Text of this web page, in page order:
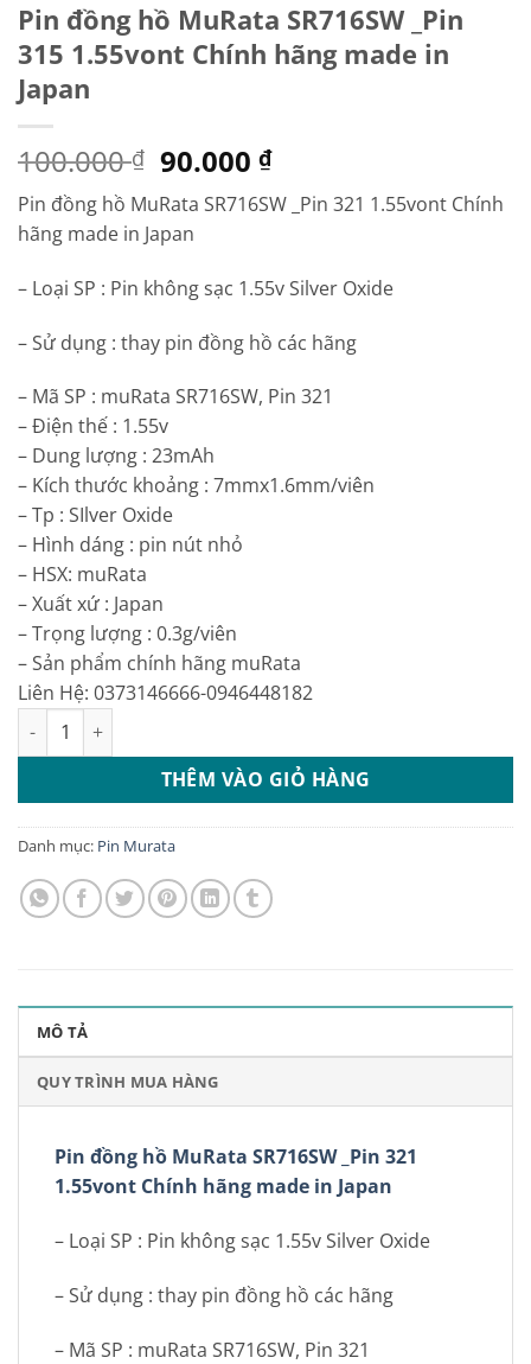
Pin đồng hồ MuRata SR716SW _Pin
315 1.55vont Chính hãng made in
Japan
100.000₫ Giá
gốc
là:
100.000 ₫.
90.000₫Giá
hiện
tại
90.000 ₫.
Pin đồng hồ MuRata SR716SW _Pin 321 1.55vont Chính
hãng made in Japan
– Loại SP : Pin không sạc 1.55v Silver Oxide
– Sử dụng : thay pin đồng hồ các hãng
– Mã SP : muRata SR716SW, Pin 321
– Điện thế : 1.55v
– Dung lượng : 23mAh
– Kích thước khoảng : 7mmx1.6mm/viên
– Tp : SIlver Oxide
– Hình dáng : pin nút nhỏ
– HSX: muRata
– Xuất xứ : Japan
– Trọng lượng : 0.3g/viên
– Sản phẩm chính hãng muRata
Liên Hệ: 0373146666-0946448182
Pin đồng hồ MuRata SR716SW _Pin 315 1.55vont Chính hãng
THÊM VÀO GIỎ HÀNG
Danh mục: Pin Murata
MÔ TẢ
QUY TRÌNH MUA HÀNG
Pin đồng hồ MuRata SR716SW _Pin 321
1.55vont Chính hãng made in Japan
– Loại SP : Pin không sạc 1.55v Silver Oxide
– Sử dụng : thay pin đồng hồ các hãng
– Mã SP : muRata SR716SW, Pin 321